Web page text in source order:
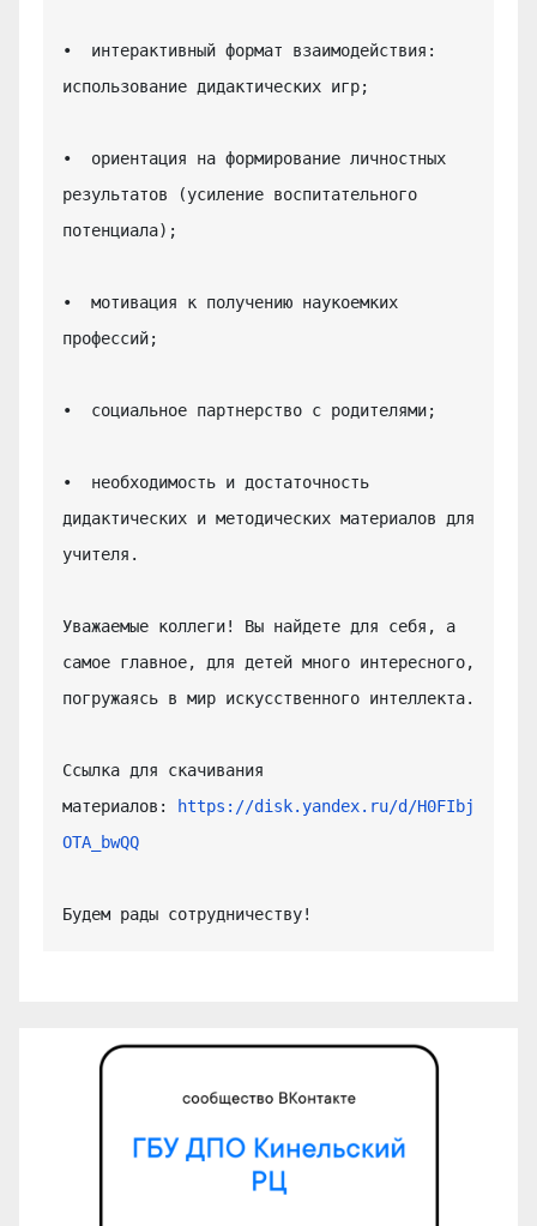
•  интерактивный формат взаимодействия:
использование дидактических игр;
•  ориентация на формирование личностных
результатов (усиление воспитательного
потенциала);
•  мотивация к получению наукоемких
профессий;
•  социальное партнерство с родителями;
•  необходимость и достаточность
дидактических и методических материалов для
учителя.
Уважаемые коллеги! Вы найдете для себя, а
самое главное, для детей много интересного,
погружаясь в мир искусственного интеллекта.
Ссылка для скачивания
материалов: https://disk.yandex.ru/d/H0FIbj
OTA_bwQQ
Будем рады сотрудничеству!